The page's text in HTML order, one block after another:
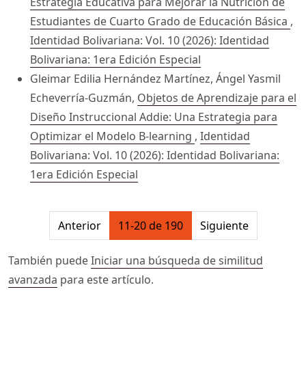
Estudiantes de Cuarto Grado de Educación Básica ,
Identidad Bolivariana: Vol. 10 (2026): Identidad
Bolivariana: 1era Edición Especial
Gleimar Edilia Hernández Martínez, Ángel Yasmil
Echeverría-Guzmán, Objetos de Aprendizaje para el
Diseño Instruccional Addie: Una Estrategia para
Optimizar el Modelo B-learning , Identidad
Bolivariana: Vol. 10 (2026): Identidad Bolivariana:
1era Edición Especial
##issue.pagination##
Anterior 11-20 de 190 Siguiente
También puedeIniciar una búsqueda de similitud
avanzada para este artículo.